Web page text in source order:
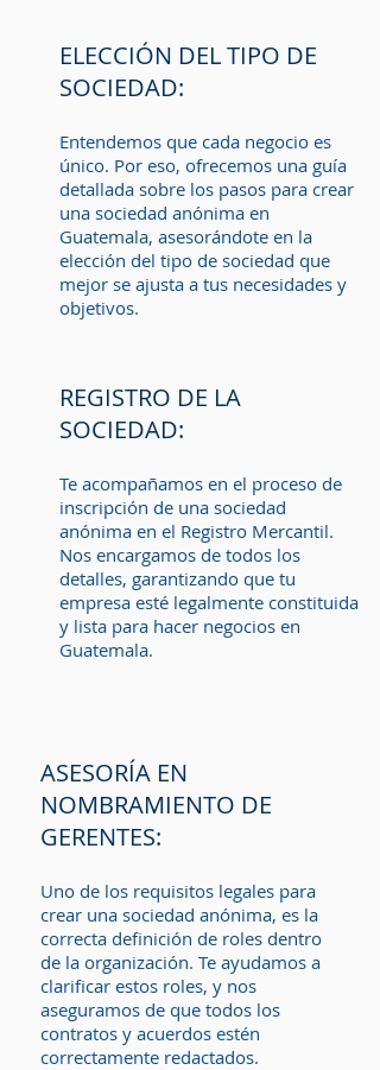
ELECCIÓN DEL TIPO DE
SOCIEDAD:
Entendemos que cada negocio es
único. Por eso, ofrecemos una guía
detallada sobre los pasos para crear
una sociedad anónima en
Guatemala, asesorándote en la
elección del tipo de sociedad que
mejor se ajusta a tus necesidades y
objetivos.
REGISTRO DE LA
SOCIEDAD:
Te acompañamos en el proceso de
inscripción de una sociedad
anónima en el Registro Mercantil.
Nos encargamos de todos los
detalles, garantizando que tu
empresa esté legalmente constituida
y lista para hacer negocios en
Guatemala.
ASESORÍA EN
NOMBRAMIENTO DE
GERENTES:
Uno de los requisitos legales para
crear una sociedad anónima, es la
correcta definición de roles dentro
de la organización. Te ayudamos a
clarificar estos roles, y nos
aseguramos de que todos los
contratos y acuerdos estén
correctamente redactados.